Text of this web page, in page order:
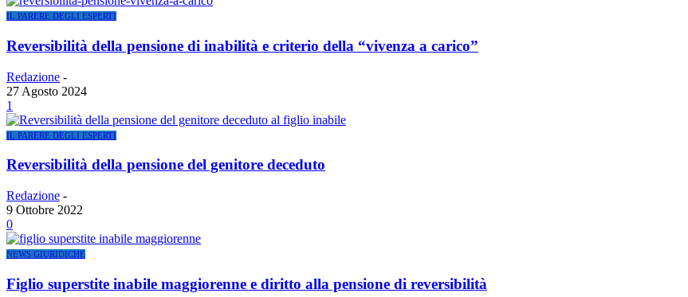
IL PARERE DEGLI ESPERTI
Reversibilità della pensione di inabilità e criterio della “vivenza a carico”
Redazione -
27 Agosto 2024
1
IL PARERE DEGLI ESPERTI
Reversibilità della pensione del genitore deceduto
Redazione -
9 Ottobre 2022
0
NEWS GIURIDICHE
Figlio superstite inabile maggiorenne e diritto alla pensione di reversibilità